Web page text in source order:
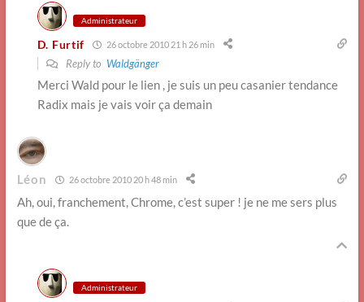
Administrateur
D. Furtif 26 octobre 2010 21 h 26 min
Reply to Waldgänger
Merci Wald pour le lien , je suis un peu casanier tendance
Radix mais je vais voir ça demain
Léon 26 octobre 2010 20 h 48 min
Ah, oui, franchement, Chrome, c’est super ! je ne me sers plus
que de ça.
Administrateur